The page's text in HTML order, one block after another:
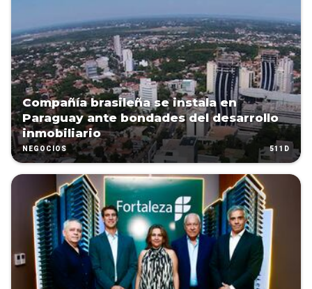
Compañía brasileña se instala en
Paraguay ante bondades del desarrollo
inmobiliario
NEGOCIOS 511D